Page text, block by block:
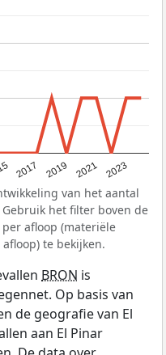
2017 2019 2021 2023
van het aantal
het filter boven de
afloop (materiële
te bekijken.
BRON is
Op basis van
de geografie van El
aan El Pinar